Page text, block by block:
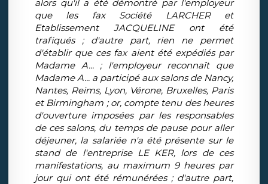
alors qu'il a été démontré par l'employeur
que les fax Société LARCHER et
Etablissement JACQUELINE ont été
trafiqués ; d'autre part, rien ne permet
d'établir que ces fax aient été expédiés par
Madame A... ; l'employeur reconnaît que
Madame A... a participé aux salons de Nancy,
Nantes, Reims, Lyon, Vérone, Bruxelles, Paris
et Birmingham ; or, compte tenu des heures
d'ouverture imposées par les responsables
de ces salons, du temps de pause pour aller
déjeuner, la salariée n'a été présente sur le
stand de l'entreprise LE KER, lors de ces
manifestations, au maximum 9 heures par
jour qui ont été rémunérées ; d'autre part,